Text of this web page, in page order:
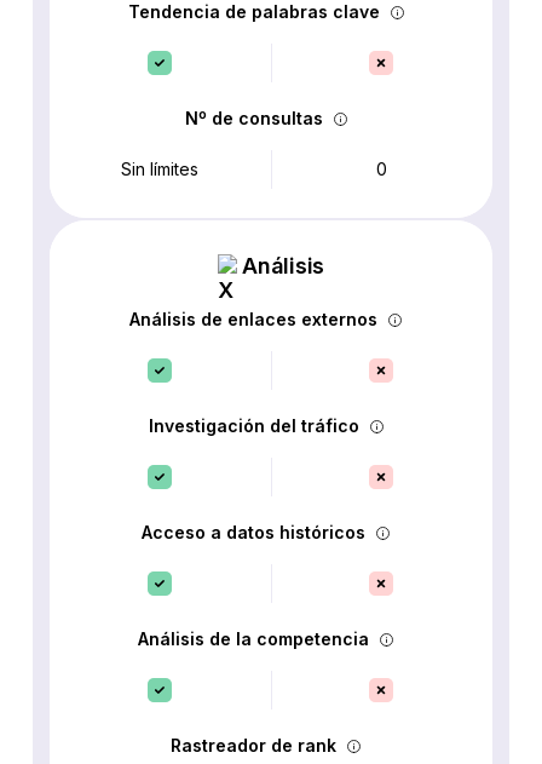
Tendencia de palabras clave
Nº de consultas
Sin límites 0
Análisis
Análisis de enlaces externos
Investigación del tráfico
Acceso a datos históricos
Análisis de la competencia
Rastreador de rank